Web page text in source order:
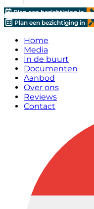
Plan een bezichtiging in
Plan een bezichtiging in
Home
Media
In de buurt
Documenten
Aanbod
Over ons
Reviews
Contact